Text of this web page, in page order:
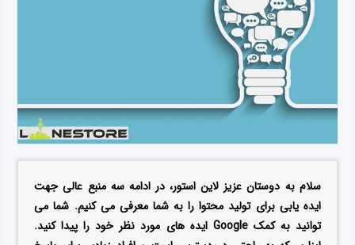
سلام به دوستان عزیز لاین استور، در ادامه سه منبع عالی جهت
ایده یابی برای تولید محتوا را به شما معرفی می کنیم. شما می
توانید به کمک Google ایده های مورد نظر خود را پیدا کنید.